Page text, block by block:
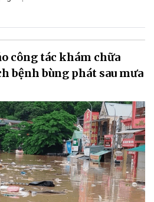
công tác khám chữa
bệnh bùng phát sau mưa